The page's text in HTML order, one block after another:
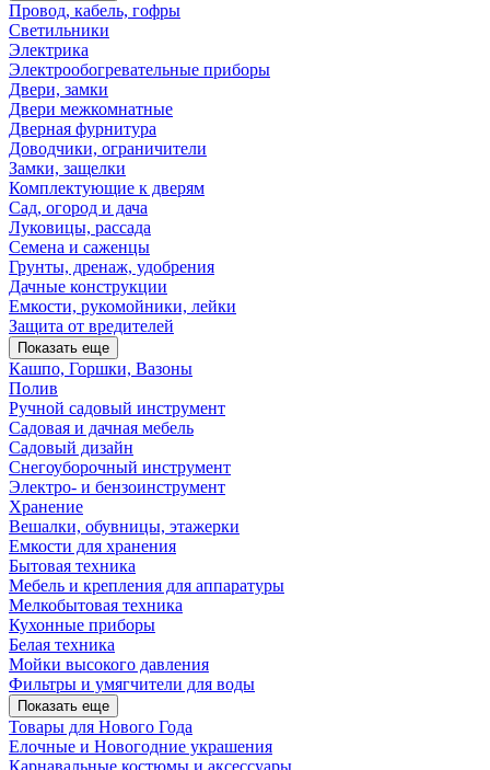
Провод, кабель, гофры
Светильники
Электрика
Электрообогревательные приборы
Двери, замки
Двери межкомнатные
Дверная фурнитура
Доводчики, ограничители
Замки, защелки
Комплектующие к дверям
Сад, огород и дача
Луковицы, рассада
Семена и саженцы
Грунты, дренаж, удобрения
Дачные конструкции
Емкости, рукомойники, лейки
Защита от вредителей
Показать еще
Кашпо, Горшки, Вазоны
Полив
Ручной садовый инструмент
Садовая и дачная мебель
Садовый дизайн
Снегоуборочный инструмент
Электро- и бензоинструмент
Хранение
Вешалки, обувницы, этажерки
Емкости для хранения
Бытовая техника
Мебель и крепления для аппаратуры
Мелкобытовая техника
Кухонные приборы
Белая техника
Мойки высокого давления
Фильтры и умягчители для воды
Показать еще
Товары для Нового Года
Елочные и Новогодние украшения
Карнавальные костюмы и аксессуары